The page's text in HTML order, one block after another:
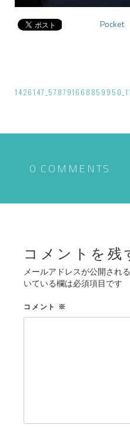
Pocket
投
ナ
シ
0 COMMENTS
コメントを残
メールアドレスが公開され
いている欄は必須項目です
コメント ※